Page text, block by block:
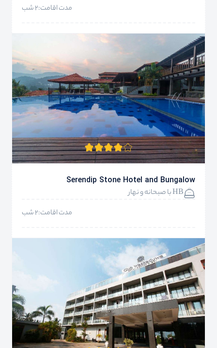
مدت اقامت:2 شب
Serendip Stone Hotel and Bungalow
HB با صبحانه و نهار
مدت اقامت:2 شب